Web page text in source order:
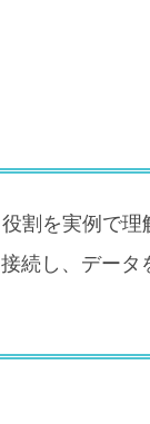
割を実例で理
続し、データ